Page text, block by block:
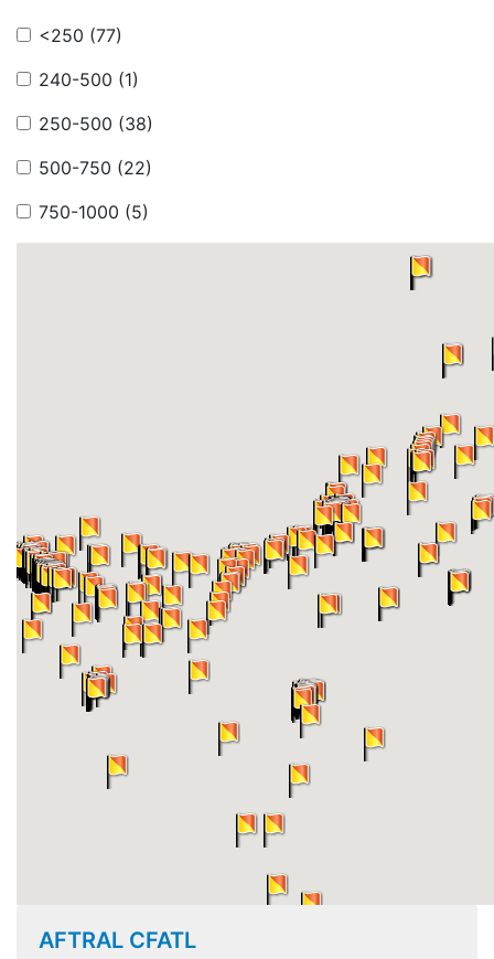
<250 (77)
240-500 (1)
250-500 (38)
500-750 (22)
750-1000 (5)
AFTRAL CFATL